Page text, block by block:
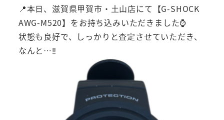
📍本日、滋賀県甲賀市・土山店にて【G-SHOCK
AWG-M520】をお持ち込みいただきました⌚
状態も良好で、しっかりと査定させていただき、
なんと…‼️